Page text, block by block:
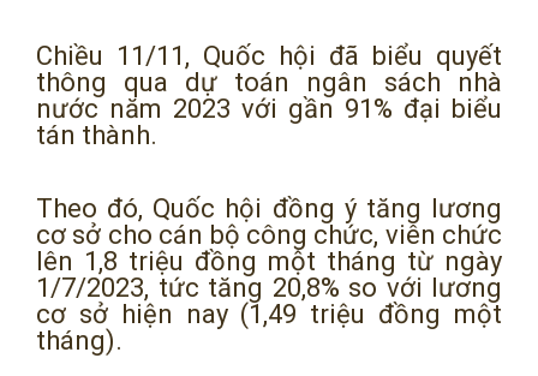
Chiều 11/11, Quốc hội đã biểu quyết
thông qua dự toán ngân sách nhà
nước năm 2023 với gần 91% đại biểu
tán thành.
Theo đó, Quốc hội đồng ý tăng lương
cơ sở cho cán bộ công chức, viên chức
lên 1,8 triệu đồng một tháng từ ngày
1/7/2023, tức tăng 20,8% so với lương
cơ sở hiện nay (1,49 triệu đồng một
tháng).